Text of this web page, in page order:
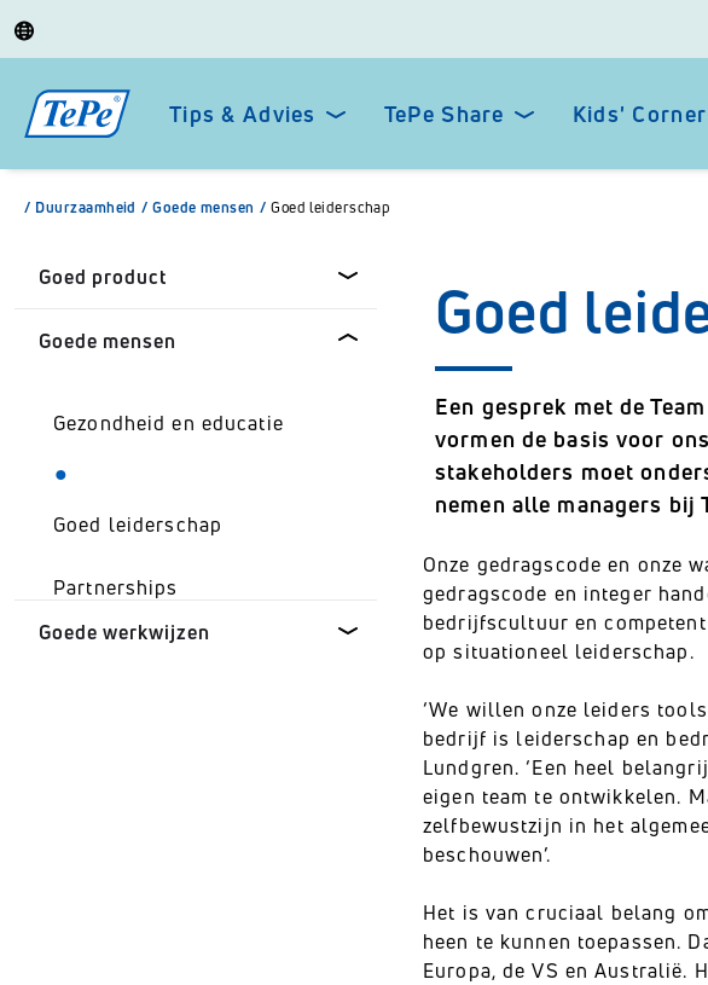
Tips & Advies TePe Share Kids' Corner
/ Duurzaamheid / Goede mensen / Goed leiderschap
Goed product
Innovatieve productie
TePe Interdentale ragers – a
hernieuwbare oplossingen
Goede mensen
Gezondheid en educatie
Goed leiderschap
Partnerships
Goede werkwijzen
Goed
Een gesprek met de
vormen de basis voor
stakeholders moet
nemen alle managers bij
Onze gedragscode en onze
gedragscode en integer
bedrijfscultuur en
op situationeel leiderschap.
‘We willen onze leiders
bedrijf is leiderschap en
Lundgren. ‘Een heel
eigen team te ontwikkelen.
zelfbewustzijn in het
beschouwen’.
Het is van cruciaal belang
heen te kunnen toepassen.
Europa, de VS en Australië.